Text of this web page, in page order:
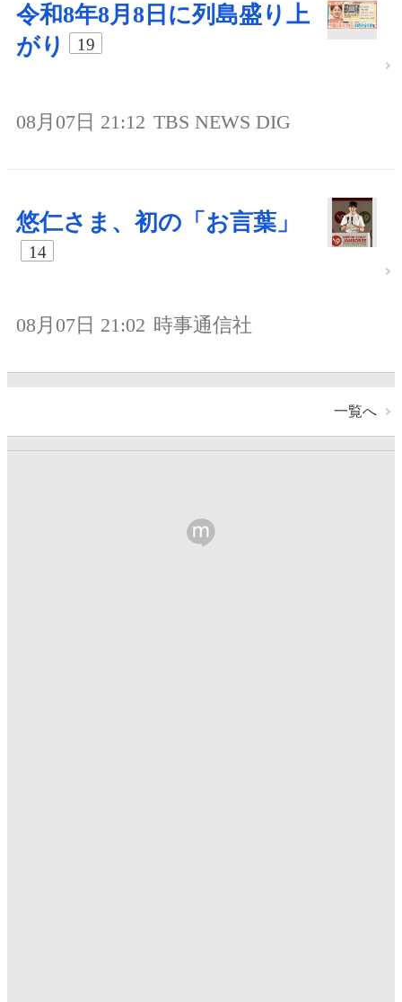
令和8年8月8日に列島盛り上
がり
19
08月07日 21:12 TBS NEWS DIG
悠仁さま、初の「お言葉」
14
08月07日 21:02 時事通信社
一覧へ